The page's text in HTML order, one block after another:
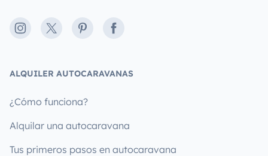
Instagram
X PinterestFacebook
ALQUILER AUTOCARAVANAS
¿Cómo funciona?
Alquilar una autocaravana
Tus primeros pasos en autocaravana